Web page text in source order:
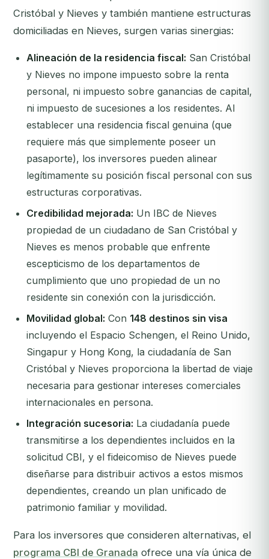
Cristóbal y Nieves y también mantiene estructuras
domiciliadas en Nieves, surgen varias sinergias:
Alineación de la residencia fiscal: San Cristóbal
y Nieves no impone impuesto sobre la renta
personal, ni impuesto sobre ganancias de capital,
ni impuesto de sucesiones a los residentes. Al
establecer una residencia fiscal genuina (que
requiere más que simplemente poseer un
pasaporte), los inversores pueden alinear
legítimamente su posición fiscal personal con sus
estructuras corporativas.
Credibilidad mejorada: Un IBC de Nieves
propiedad de un ciudadano de San Cristóbal y
Nieves es menos probable que enfrente
escepticismo de los departamentos de
cumplimiento que uno propiedad de un no
residente sin conexión con la jurisdicción.
Movilidad global: Con 148 destinos sin visa
incluyendo el Espacio Schengen, el Reino Unido,
Singapur y Hong Kong, la ciudadanía de San
Cristóbal y Nieves proporciona la libertad de viaje
necesaria para gestionar intereses comerciales
internacionales en persona.
Integración sucesoria: La ciudadanía puede
transmitirse a los dependientes incluidos en la
solicitud CBI, y el fideicomiso de Nieves puede
diseñarse para distribuir activos a estos mismos
dependientes, creando un plan unificado de
patrimonio familiar y movilidad.
Para los inversores que consideren alternativas, el
programa CBI de Granada ofrece una vía única de